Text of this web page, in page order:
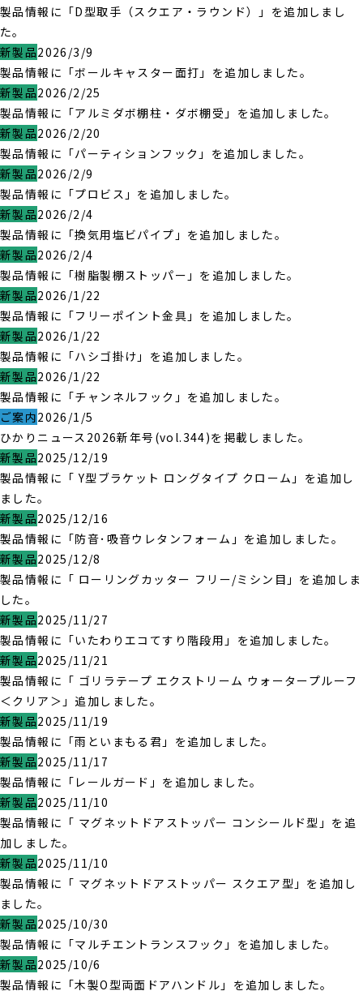
製品情報に「D型取手（スクエア・ラウンド）」を追加しまし
た。
新製品2026/3/9
製品情報に「ボールキャスター面打」を追加しました。
新製品2026/2/25
製品情報に「アルミダボ棚柱・ダボ棚受」を追加しました。
新製品2026/2/20
製品情報に「パーティションフック」を追加しました。
新製品2026/2/9
製品情報に「プロビス」を追加しました。
新製品2026/2/4
製品情報に「換気用塩ビパイプ」を追加しました。
新製品2026/2/4
製品情報に「樹脂製棚ストッパー」を追加しました。
新製品2026/1/22
製品情報に「フリーポイント金具」を追加しました。
新製品2026/1/22
製品情報に「ハシゴ掛け」を追加しました。
新製品2026/1/22
製品情報に「チャンネルフック」を追加しました。
ご案内2026/1/5
ひかりニュース2026新年号(vol.344)を掲載しました。
新製品2025/12/19
製品情報に「 Y型ブラケット ロングタイプ クローム」を追加し
ました。
新製品2025/12/16
製品情報に「防音･吸音ウレタンフォーム」を追加しました。
新製品2025/12/8
製品情報に「 ローリングカッター フリー/ミシン目」を追加しま
した。
新製品2025/11/27
製品情報に「いたわりエコてすり階段用」を追加しました。
新製品2025/11/21
製品情報に「 ゴリラテープ エクストリーム ウォータープルーフ
＜クリア＞」追加しました。
新製品2025/11/19
製品情報に「雨といまもる君」を追加しました。
新製品2025/11/17
製品情報に「レールガード」を追加しました。
新製品2025/11/10
製品情報に「 マグネットドアストッパー コンシールド型」を追
加しました。
新製品2025/11/10
製品情報に「 マグネットドアストッパー スクエア型」を追加し
ました。
新製品2025/10/30
製品情報に「マルチエントランスフック」を追加しました。
新製品2025/10/6
製品情報に「木製O型両面ドアハンドル」を追加しました。